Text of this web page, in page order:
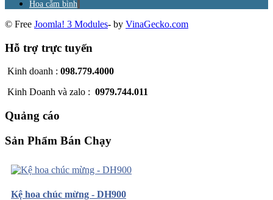
Hoa cắm bình
© Free Joomla! 3 Modules- by VinaGecko.com
Hỗ trợ trực tuyến
Kinh doanh : 098.779.4000
Kinh Doanh và zalo : 0979.744.011
Quảng cáo
Sản Phẩm Bán Chạy
Kệ hoa chúc mừng - DH900